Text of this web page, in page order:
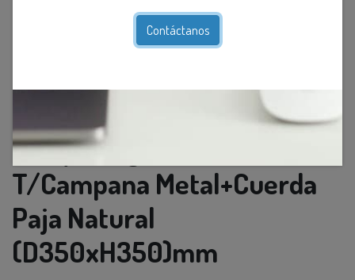
Contáctanos
Lamp. Colg. 1L E27
T/Campana Metal+Cuerda
Paja Natural
(D350xH350)mm